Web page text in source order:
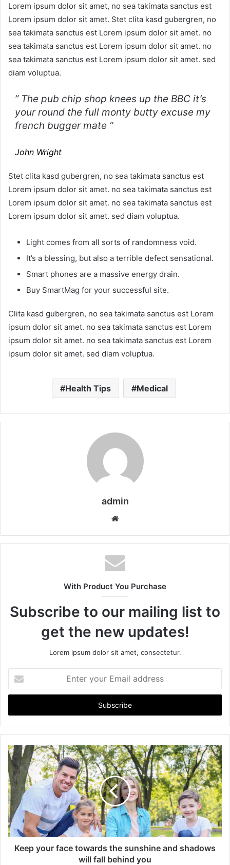
Lorem ipsum dolor sit amet, no sea takimata sanctus est
Lorem ipsum dolor sit amet. Stet clita kasd gubergren, no
sea takimata sanctus est Lorem ipsum dolor sit amet. no
sea takimata sanctus est Lorem ipsum dolor sit amet. no
sea takimata sanctus est Lorem ipsum dolor sit amet. sed
diam voluptua.
” The pub chip shop knees up the BBC it’s
your round the full monty butty excuse my
french bugger mate “
John Wright
Stet clita kasd gubergren, no sea takimata sanctus est
Lorem ipsum dolor sit amet. no sea takimata sanctus est
Lorem ipsum dolor sit amet. no sea takimata sanctus est
Lorem ipsum dolor sit amet. sed diam voluptua.
Light comes from all sorts of randomness void.
It’s a blessing, but also a terrible defect sensational.
Smart phones are a massive energy drain.
Buy SmartMag for your successful site.
Clita kasd gubergren, no sea takimata sanctus est Lorem
ipsum dolor sit amet. no sea takimata sanctus est Lorem
ipsum dolor sit amet. no sea takimata sanctus est Lorem
ipsum dolor sit amet. sed diam voluptua.
Health Tips Medical
admin
Website
With Product You Purchase
Subscribe to our mailing list to
get the new updates!
Lorem ipsum dolor sit amet, consectetur.
your
Email
Keep your face towards the sunshine and shadows
will fall behind you